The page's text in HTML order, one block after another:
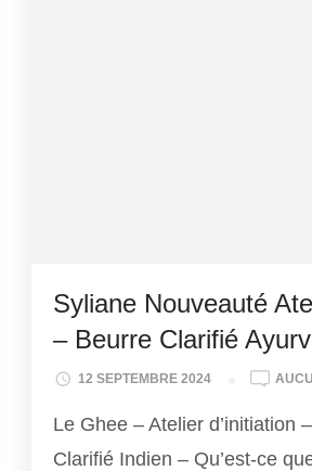
Syliane Nouveauté
– Beurre Clarifié
12 SEPTEMBRE 2024
Le Ghee – Atelier d’initiation
Clarifié Indien – Qu’est-ce